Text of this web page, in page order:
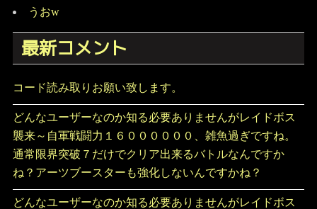
うおw
最新コメント
コード読み取りお願い致します。
どんなユーザーなのか知る必要ありませんがレイドボス
襲来～自軍戦闘力１６００００００、雑魚過ぎですね。
通常限界突破７だけでクリア出来るバトルなんですか
ね？アーツブースターも強化しないんですかね？
どんなユーザーなのか知る必要ありませんがレイドボス